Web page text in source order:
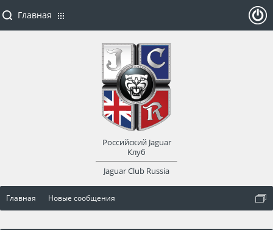
Главная Новые сообщения
Главная
Российский Jaguar
Клуб
Jaguar Club Russia
оват